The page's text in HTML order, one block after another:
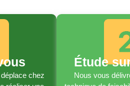
chez
Étude
Nous vous